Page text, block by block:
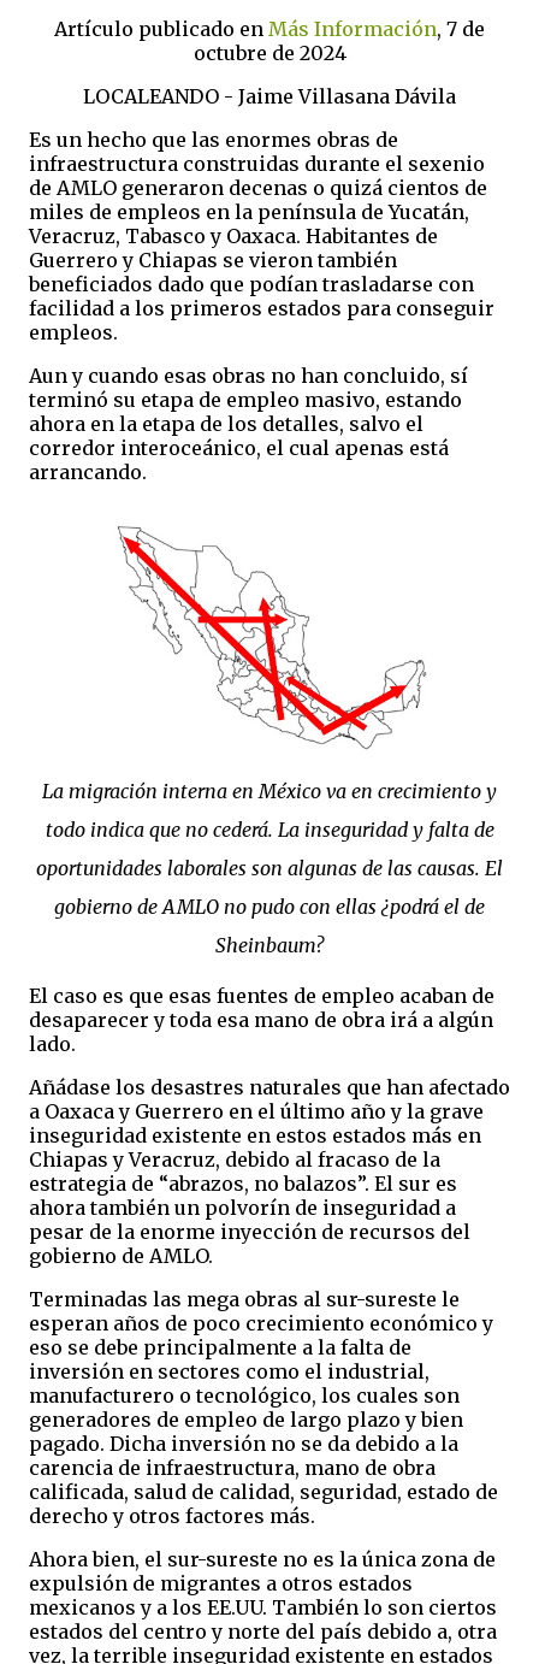
Artículo publicado en Más Información, 7 de
octubre de 2024
LOCALEANDO - Jaime Villasana Dávila
Es un hecho que las enormes obras de
infraestructura construidas durante el sexenio
de AMLO generaron decenas o quizá cientos de
miles de empleos en la península de Yucatán,
Veracruz, Tabasco y Oaxaca. Habitantes de
Guerrero y Chiapas se vieron también
beneficiados dado que podían trasladarse con
facilidad a los primeros estados para conseguir
empleos.
Aun y cuando esas obras no han concluido, sí
terminó su etapa de empleo masivo, estando
ahora en la etapa de los detalles, salvo el
corredor interoceánico, el cual apenas está
arrancando.
La migración interna en México va en crecimiento y
todo indica que no cederá. La inseguridad y falta de
oportunidades laborales son algunas de las causas. El
gobierno de AMLO no pudo con ellas ¿podrá el de
Sheinbaum?
El caso es que esas fuentes de empleo acaban de
desaparecer y toda esa mano de obra irá a algún
lado.
Añádase los desastres naturales que han afectado
a Oaxaca y Guerrero en el último año y la grave
inseguridad existente en estos estados más en
Chiapas y Veracruz, debido al fracaso de la
estrategia de “abrazos, no balazos”. El sur es
ahora también un polvorín de inseguridad a
pesar de la enorme inyección de recursos del
gobierno de AMLO.
Terminadas las mega obras al sur-sureste le
esperan años de poco crecimiento económico y
eso se debe principalmente a la falta de
inversión en sectores como el industrial,
manufacturero o tecnológico, los cuales son
generadores de empleo de largo plazo y bien
pagado. Dicha inversión no se da debido a la
carencia de infraestructura, mano de obra
calificada, salud de calidad, seguridad, estado de
derecho y otros factores más.
Ahora bien, el sur-sureste no es la única zona de
expulsión de migrantes a otros estados
mexicanos y a los EE.UU. También lo son ciertos
estados del centro y norte del país debido a, otra
vez, la terrible inseguridad existente en estados